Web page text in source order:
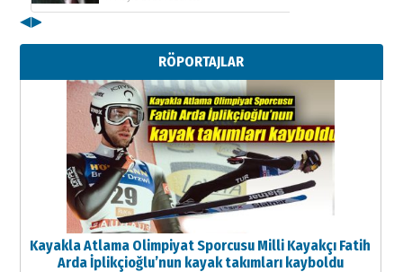
Metin Külünk: Aileyi Korumak
Geleceği Korumaktır
11 Mayıs 2026 Pazartesi
◀▶
RÖPORTAJLAR
Kayakla Atlama Olimpiyat Sporcusu Milli Kayakçı Fatih
Arda İplikçioğlu’nun kayak takımları kayboldu